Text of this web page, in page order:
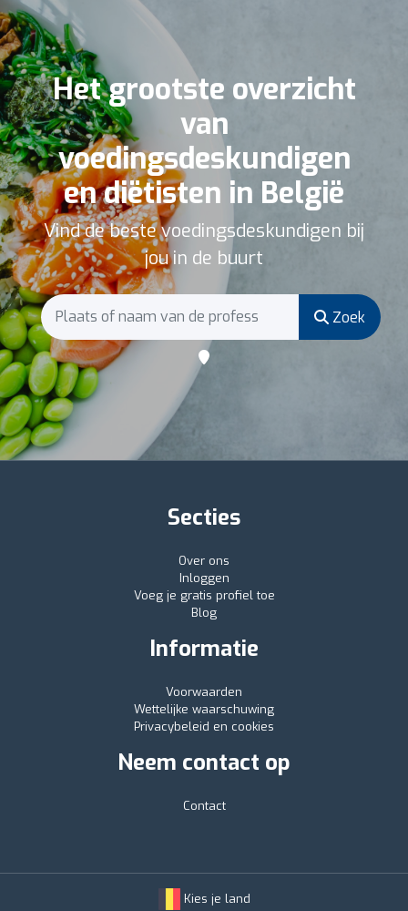
Het grootste overzicht
van
voedingsdeskundigen
en diëtisten in België
Vind de beste voedingsdeskundigen bij
jou in de buurt
Zoek
Secties
Over ons
Inloggen
Voeg je gratis profiel toe
Blog
Informatie
Voorwaarden
Wettelijke waarschuwing
Privacybeleid en cookies
Neem contact op
Contact
Kies je land